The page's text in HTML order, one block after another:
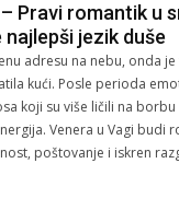
Pravi romantik u
najlepši jezik duše
adresu na nebu, onda
kući. Posle perioda
koji su više ličili na borbu
Venera u Vagi budi
poštovanje i iskren